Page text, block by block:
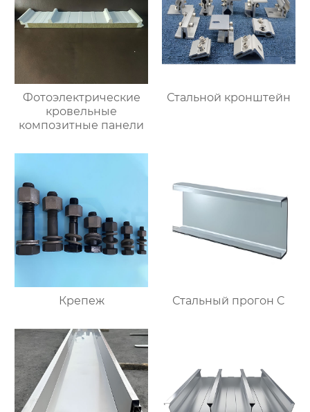
Фотоэлектрические
кровельные
композитные панели
Стальной кронштейн
Крепеж Стальный прогон C